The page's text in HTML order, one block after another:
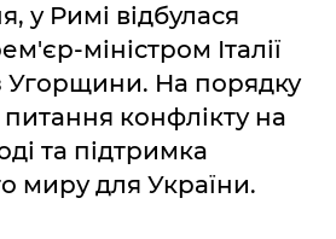
у Римі відбулася
міністром Італії
Угорщини. На порядку
конфлікту на
та підтримка
миру для України.